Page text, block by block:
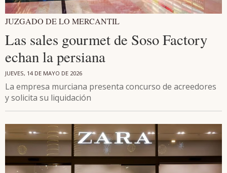
JUZGADO DE LO MERCANTIL
Las sales gourmet de Soso Factory
echan la persiana
JUEVES, 14 DE MAYO DE 2026
La empresa murciana presenta concurso de acreedores
y solicita su liquidación